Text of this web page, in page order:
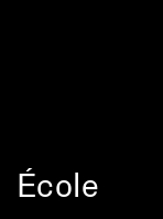
École